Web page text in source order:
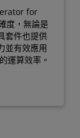
for
度，無論是
套件也提供
並有效應用
運算效率。